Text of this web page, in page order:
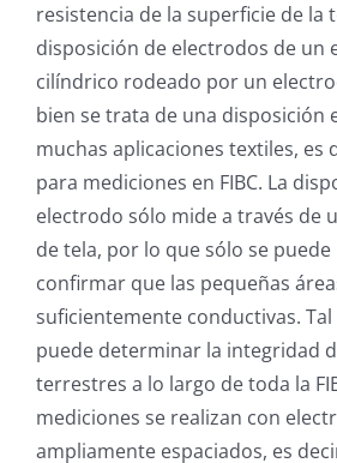
resistencia de la superficie de la
disposición de electrodos de un
cilíndrico rodeado por un
bien se trata de una disposición
muchas aplicaciones textiles, es
para mediciones en FIBC. La
electrodo sólo mide a través de
de tela, por lo que sólo se
confirmar que las pequeñas
suficientemente conductivas.
puede determinar la integridad
terrestres a lo largo de toda la
mediciones se realizan con
ampliamente espaciados, es